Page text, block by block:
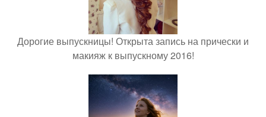
Дорогие выпускницы! Открыта запись на прически и
макияж к выпускному 2016!